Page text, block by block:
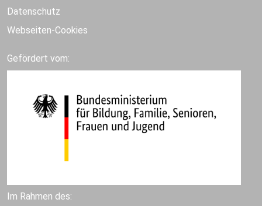
Datenschutz
Webseiten-Cookies
Gefördert vom:
Im Rahmen des: